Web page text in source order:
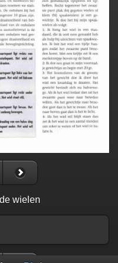
wielen